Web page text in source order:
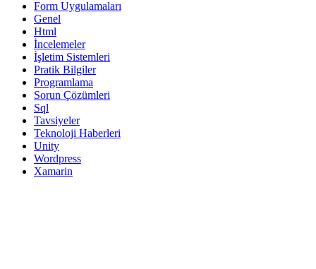
Form Uygulamaları
Genel
Html
İncelemeler
İşletim Sistemleri
Pratik Bilgiler
Programlama
Sorun Çözümleri
Sql
Tavsiyeler
Teknoloji Haberleri
Unity
Wordpress
Xamarin